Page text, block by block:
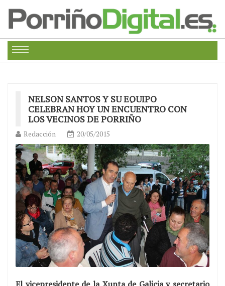
NELSON SANTOS Y SU EQUIPO
CELEBRAN HOY UN ENCUENTRO CON
LOS VECINOS DE PORRIÑO
Redacción 20/05/2015